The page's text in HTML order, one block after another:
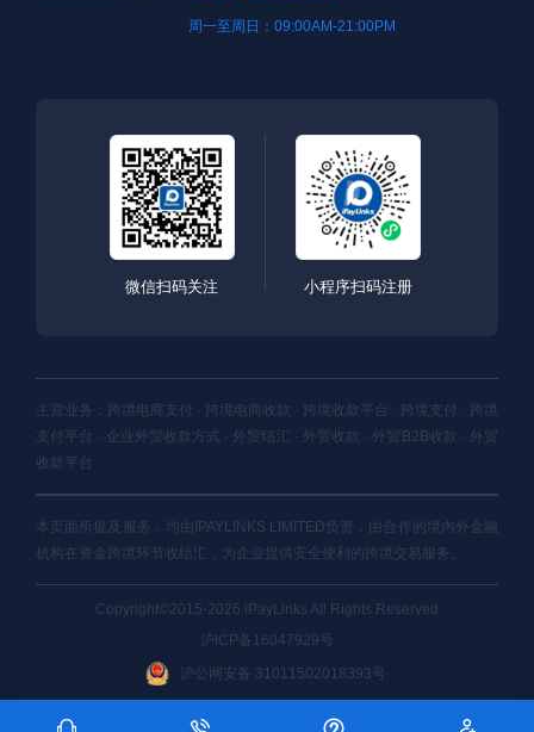
周一至周日：09:00AM-21:00PM
微信扫码关注 小程序扫码注册
主营业务：跨境电商支付 · 跨境电商收款 · 跨境收款平台 · 跨境支付 · 跨境
支付平台 · 企业外贸收款方式 · 外贸结汇 · 外贸收款 · 外贸B2B收款 · 外贸
收款平台
本页面所提及服务，均由IPAYLINKS LIMITED负责，由合作的境内外金融
机构在资金跨境环节收结汇，为企业提供安全便利的跨境交易服务。
Copyright©2015-2026 iPayLinks All Rights Reserved
沪ICP备16047929号
沪公网安备 31011502018393号